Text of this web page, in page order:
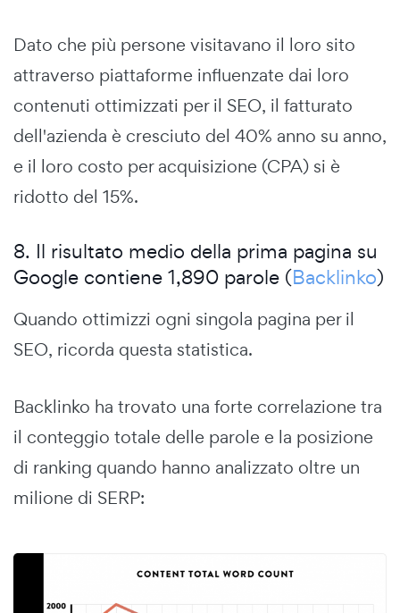
Dato che più persone visitavano il loro sito
attraverso piattaforme influenzate dai loro
contenuti ottimizzati per il SEO, il fatturato
dell'azienda è cresciuto del 40% anno su anno,
e il loro costo per acquisizione (CPA) si è
ridotto del 15%.
8. Il risultato medio della prima pagina su
Google contiene 1,890 parole (Backlinko)
Quando ottimizzi ogni singola pagina per il
SEO, ricorda questa statistica.
Backlinko ha trovato una forte correlazione tra
il conteggio totale delle parole e la posizione
di ranking quando hanno analizzato oltre un
milione di SERP: